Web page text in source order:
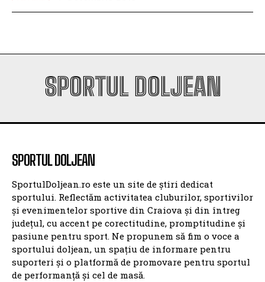
SPORTUL DOLJEAN
SPORTUL DOLJEAN
SportulDoljean.ro este un site de știri dedicat
sportului. Reflectăm activitatea cluburilor, sportivilor
și evenimentelor sportive din Craiova și din întreg
județul, cu accent pe corectitudine, promptitudine și
pasiune pentru sport. Ne propunem să fim o voce a
sportului doljean, un spațiu de informare pentru
suporteri și o platformă de promovare pentru sportul
de performanță și cel de masă.